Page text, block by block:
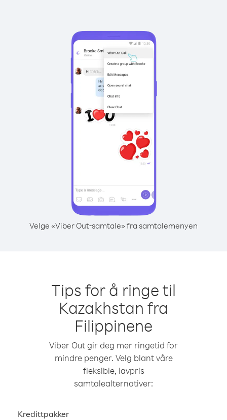
Velge «Viber Out-samtale» fra samtalemenyen
Tips for å ringe til
Kazakhstan fra
Filippinene
Viber Out gir deg mer ringetid for
mindre penger. Velg blant våre
fleksible, lavpris
samtalealternativer:
Kredittpakker